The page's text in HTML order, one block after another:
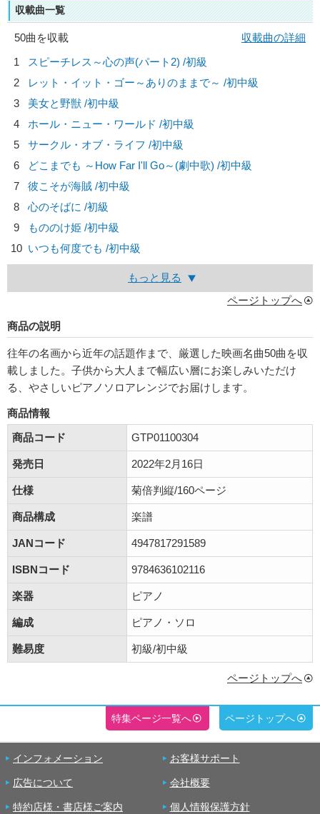
収載曲一覧
50曲を収載
収載曲の詳細
1
スピーチレス～心の声(パート2) /初級
2
レット・イット・ゴー～ありのままで～ /初中級
3
美女と野獣 /初中級
4
ホール・ニュー・ワールド /初中級
5
サークル・オブ・ライフ /初中級
6
どこまでも ～How Far I'll Go～(劇中歌) /初中級
7
彼こそが海賊 /初中級
8
心のそばに /初級
9
もののけ姫 /初中級
10 いつも何度でも /初中級
もっと見る
ページトップへ
商品の説明
往年の名画から近年の話題作まで、厳選した映画名曲50曲を収
載しました。子供から大人まで幅広い層にお楽しみいただけ
る、やさしいピアノソロアレンジでお届けします。
商品情報
商品コード
GTP01100304
発売日 2022年2月16日
仕様 菊倍判縦/160ページ
商品構成 楽譜
JANコード 4947817291589
ISBNコード 9784636102116
楽器 ピアノ
編成 ピアノ・ソロ
難易度 初級/初中級
ページトップへ
特集ページ一覧へ ページトップへ
インフォメーション お客様サポート
広告について 会社概要
特約店様・書店様ご案内 個人情報保護方針